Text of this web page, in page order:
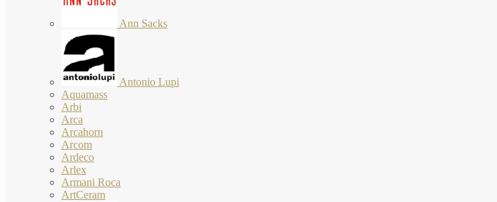
Ann Sacks
Antonio Lupi
Aquamass
Arbi
Arca
Arcahorn
Arcom
Ardeco
Arlex
Armani Roca
ArtCeram